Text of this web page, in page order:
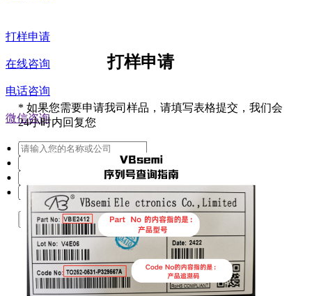
打样申请
在线咨询
电话咨询
微信咨询
打样申请
* 如果您需要申请我司样品，请填写表格提交，我们会
24小时内回复您
提交